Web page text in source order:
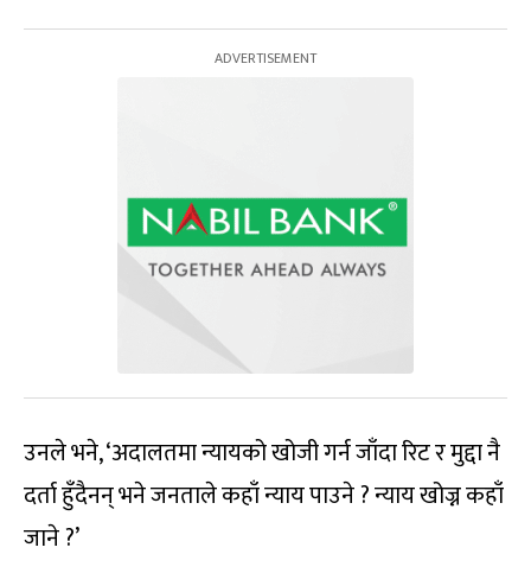
उनले भने, ‘अदालतमा न्यायको खोजी गर्न जाँदा रिट र मुद्दा नै
दर्ता हुँदैनन् भने जनताले कहाँ न्याय पाउने ? न्याय खोज्न कहाँ
जाने ?’